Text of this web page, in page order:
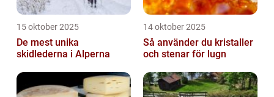
15 oktober 2025
De mest unika
skidlederna i Alperna
14 oktober 2025
Så använder du kristaller
och stenar för lugn